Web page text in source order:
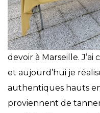
devoir à Marseille.
et aujourd’hui je
authentiques hauts
proviennent de